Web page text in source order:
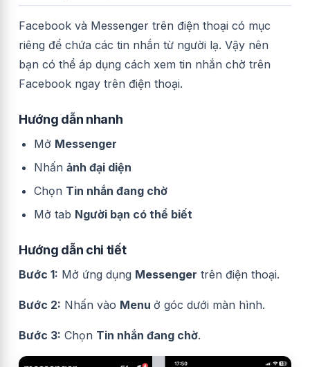
Facebook và Messenger trên điện thoại có mục
riêng để chứa các tin nhắn từ người lạ. Vậy nên
bạn có thể áp dụng cách xem tin nhắn chờ trên
Facebook ngay trên điện thoại.
Hướng dẫn nhanh
Mở Messenger
Nhấn ảnh đại diện
Chọn Tin nhắn đang chờ
Mở tab Người bạn có thể biết
Hướng dẫn chi tiết
Bước 1: Mở ứng dụng Messenger trên điện thoại.
Bước 2: Nhấn vào Menu ở góc dưới màn hình.
Bước 3: Chọn Tin nhắn đang chờ.